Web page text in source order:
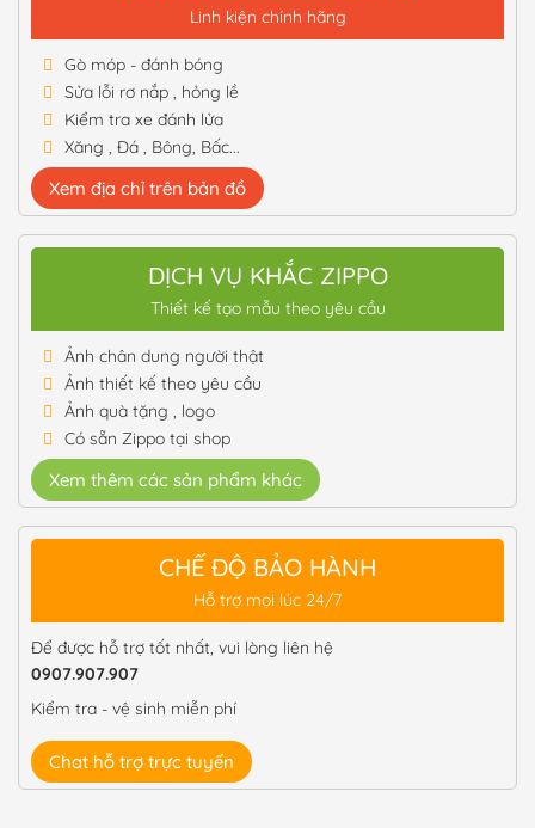
Linh kiện chính hãng
Gò móp - đánh bóng
Sửa lỗi rơ nắp , hỏng lề
Kiểm tra xe đánh lửa
Xăng , Đá , Bông, Bấc...
Xem địa chỉ trên bản đồ
DỊCH VỤ KHẮC ZIPPO
Thiết kế tạo mẫu theo yêu cầu
Ảnh chân dung người thật
Ảnh thiết kế theo yêu cầu
Ảnh quà tặng , logo
Có sẵn Zippo tại shop
Xem thêm các sản phẩm khác
CHẾ ĐỘ BẢO HÀNH
Hỗ trợ mọi lúc 24/7
Để được hỗ trợ tốt nhất, vui lòng liên hệ
0907.907.907
Kiểm tra - vệ sinh miễn phí
Chat hỗ trợ trực tuyến